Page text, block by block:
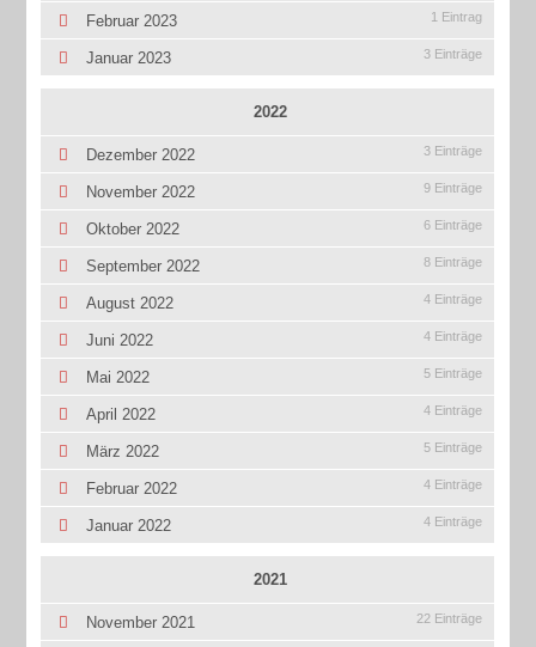
Februar 2023 1 Eintrag
Januar 2023 3 Einträge
2022
Dezember 2022 3 Einträge
November 2022 9 Einträge
Oktober 2022 6 Einträge
September 2022 8 Einträge
August 2022 4 Einträge
Juni 2022 4 Einträge
Mai 2022 5 Einträge
April 2022 4 Einträge
März 2022 5 Einträge
Februar 2022 4 Einträge
Januar 2022 4 Einträge
2021
November 2021 22 Einträge